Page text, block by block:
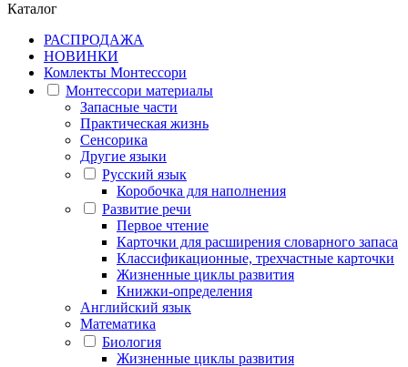
Каталог
РАСПРОДАЖА
НОВИНКИ
Комлекты Монтессори
Монтессори материалы
Запасные части
Практическая жизнь
Сенсорика
Другие языки
Русский язык
Коробочка для наполнения
Развитие речи
Первое чтение
Карточки для расширения словарного запаса
Классификационные, трехчастные карточки
Жизненные циклы развития
Книжки-определения
Английский язык
Математика
Биология
Жизненные циклы развития